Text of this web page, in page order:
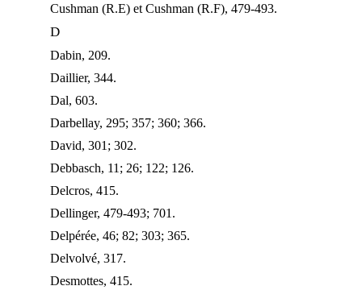
Cushman (R.E) et Cushman (R.F), 479-493.
D
Dabin, 209.
Daillier, 344.
Dal, 603.
Darbellay, 295; 357; 360; 366.
David, 301; 302.
Debbasch, 11; 26; 122; 126.
Delcros, 415.
Dellinger, 479-493; 701.
Delpérée, 46; 82; 303; 365.
Delvolvé, 317.
Desmottes, 415.